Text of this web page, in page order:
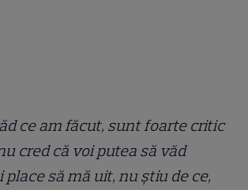
ce am făcut, sunt foarte critic
cred că voi putea să văd
place să mă uit, nu știu de ce,